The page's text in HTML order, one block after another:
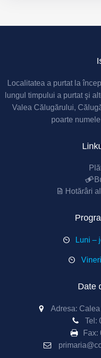
Localitatea a purtat la
lungul timpului a purtat şi
Valea Călugărului,
poarte
Hotărâri
Luni –
Date
Adresa:
Tel:
Fax: